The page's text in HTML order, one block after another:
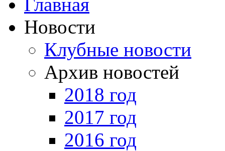
Новости
Клубные новости
Архив новостей
2018 год
2017 год
2016 год